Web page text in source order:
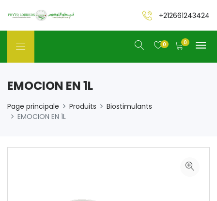
+212661243424
0 0
EMOCION EN 1L
Page principale Produits
Biostimulants
EMOCION EN 1L